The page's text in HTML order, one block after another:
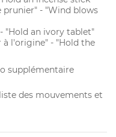
prunier" - "Wind blows
"Hold an ivory tablet"
à l'origine" - "Hold the
supplémentaire
des mouvements et